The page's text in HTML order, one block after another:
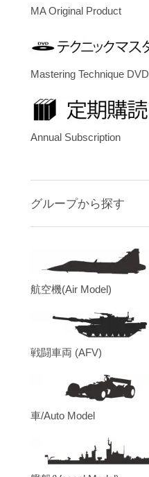
MA Original Product
Mastering Technique DVD
Annual Subscription
グループから探す
航空機(Air Model)
戦闘車両 (AFV)
車/Auto Model